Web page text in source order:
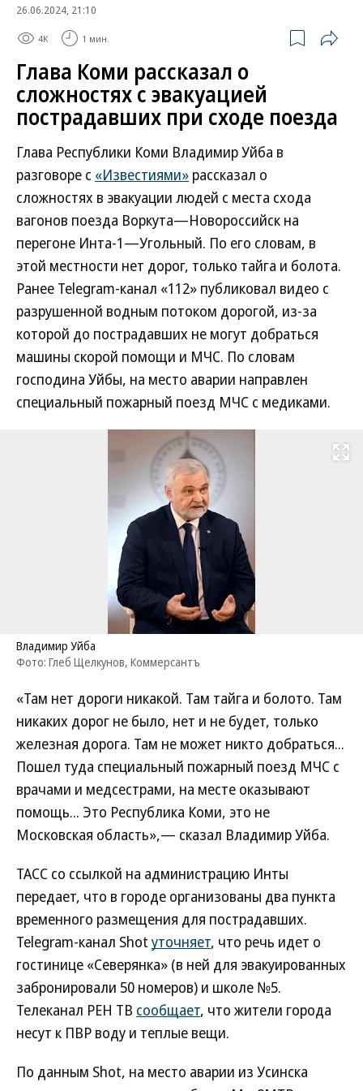
26.06.2024, 21:10
4K 1 мин.
Глава Коми рассказал о
сложностях с эвакуацией
пострадавших при сходе поезда
Глава Республики Коми Владимир Уйба в
разговоре с «Известиями» рассказал о
сложностях в эвакуации людей с места схода
вагонов поезда Воркута—Новороссийск на
перегоне Инта-1—Угольный. По его словам, в
этой местности нет дорог, только тайга и болота.
Ранее Telegram-канал «112» публиковал видео с
разрушенной водным потоком дорогой, из-за
которой до пострадавших не могут добраться
машины скорой помощи и МЧС. По словам
господина Уйбы, на место аварии направлен
специальный пожарный поезд МЧС с медиками.
Развернуть
Владимир Уйба
Фото: Глеб Щелкунов, Коммерсантъ
«Там нет дороги никакой. Там тайга и болото. Там
никаких дорог не было, нет и не будет, только
железная дорога. Там не может никто добраться...
Пошел туда специальный пожарный поезд МЧС с
врачами и медсестрами, на месте оказывают
помощь... Это Республика Коми, это не
Московская область»,— сказал Владимир Уйба.
ТАСС со ссылкой на администрацию Инты
передает, что в городе организованы два пункта
временного размещения для пострадавших.
Telegram-канал Shot уточняет, что речь идет о
гостинице «Северянка» (в ней для эвакуированных
забронировали 50 номеров) и школе №5.
Телеканал РЕН ТВ сообщает, что жители города
несут к ПВР воду и теплые вещи.
По данным Shot, на место аварии из Усинска